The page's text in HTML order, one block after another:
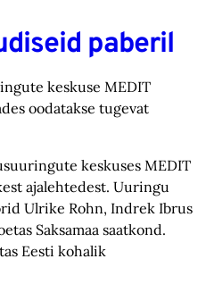
paberil
keskuse MEDIT
oodatakse tugevat
keskuses MEDIT
ajalehtedest. Uuringu
Ulrike Rohn, Indrek Ibrus
Saksamaa saatkond.
Eesti kohalik